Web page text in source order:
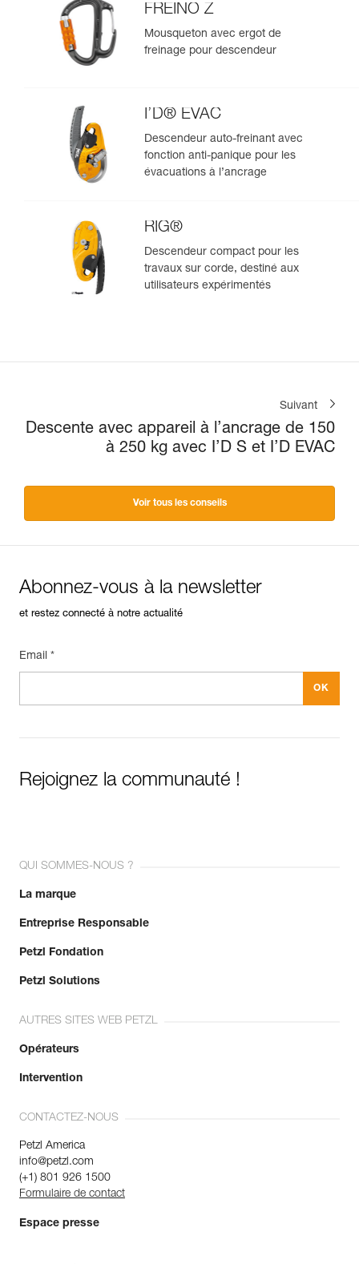
FREINO Z
Mousqueton avec ergot de
freinage pour descendeur
I’D® EVAC
Descendeur auto-freinant avec
fonction anti-panique pour les
évacuations à l’ancrage
RIG®
Descendeur compact pour les
travaux sur corde, destiné aux
utilisateurs expérimentés
Suivant
Descente avec appareil à l’ancrage de 150
à 250 kg avec I’D S et I’D EVAC
Voir tous les conseils
Abonnez-vous à la newsletter
et restez connecté à notre actualité
Email *
Rejoignez la communauté !
QUI SOMMES-NOUS ?
La marque
Entreprise Responsable
Petzl Fondation
Petzl Solutions
AUTRES SITES WEB PETZL
Opérateurs
Intervention
CONTACTEZ-NOUS
Petzl America
info@petzl.com
(+1) 801 926 1500
Formulaire de contact
Espace presse